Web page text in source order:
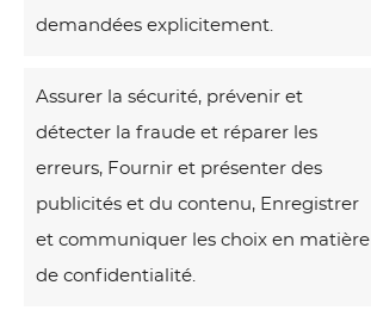
demandées explicitement.
Assurer la sécurité, prévenir et
détecter la fraude et réparer les
erreurs, Fournir et présenter des
publicités et du contenu, Enregistrer
et communiquer les choix en matière
de confidentialité.
affichés
L
e
M